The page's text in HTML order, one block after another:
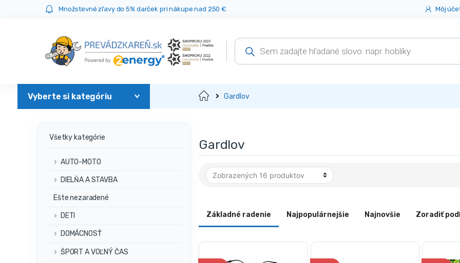
Množstevné zľavy do 5% darček pri nákupe nad 250 € Môj
Products
search
Domov Gardlov
Gardlov
Základné radenie Najpopulárnejšie Najnovšie Zoradiť
Všetky kategórie
AUTO-MOTO
DIELŇA A STAVBA
Ešte nezaradené
DETI
DOMÁCNOSŤ
ŠPORT A VOĽNÝ ČAS